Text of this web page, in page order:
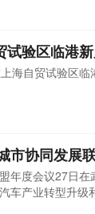
验区临港
海自贸试验区
市协同发展
年度会议27日
车产业转型升